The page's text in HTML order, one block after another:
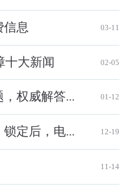
信息 03-11
十大新闻 02-05
权威解答... 01-12
定后，电... 12-19
11-14